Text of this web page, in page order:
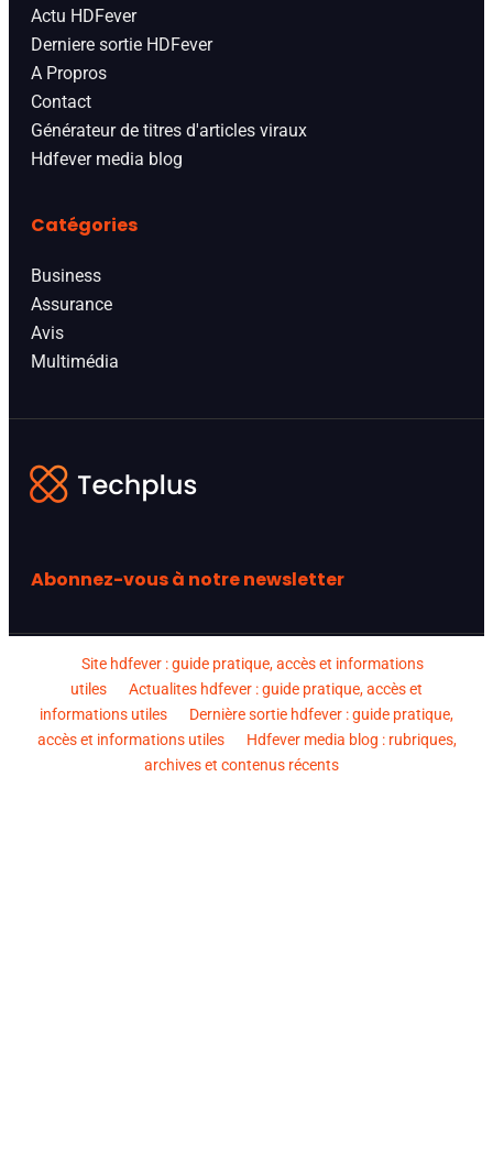
Actu HDFever
Derniere sortie HDFever
A Propros
Contact
Générateur de titres d'articles viraux
Hdfever media blog
Catégories
Business
Assurance
Avis
Multimédia
Abonnez-vous à notre newsletter
Site hdfever : guide pratique, accès et informations
utiles
Actualites hdfever : guide pratique, accès et
informations utiles
Dernière sortie hdfever : guide pratique,
accès et informations utiles
Hdfever media blog : rubriques,
archives et contenus récents